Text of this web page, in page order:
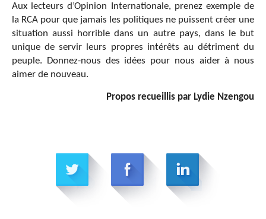
Aux lecteurs d’Opinion Internationale, prenez exemple de
la RCA pour que jamais les politiques ne puissent créer une
situation aussi horrible dans un autre pays, dans le but
unique de servir leurs propres intérêts au détriment du
peuple. Donnez-nous des idées pour nous aider à nous
aimer de nouveau.
Propos recueillis par Lydie Nzengou